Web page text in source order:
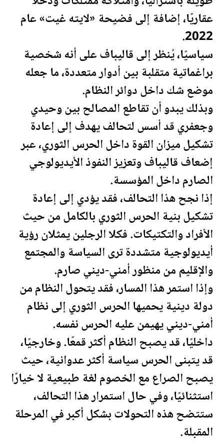
عقاريًا، إضافة إلى فضيحة «لايته غيت» عام
2022.
سياسيًا، يُنظر إلى قاليباف على أنه شخصية
براغماتية متقلبة بين أدوار متعددة، ما جعله
موضع شك داخل دوائر النظام.
وبذلك يبدو أن تقاطع المصالح بين وحيدي
وجعفري قد أسس لتحالف يهدف إلى إعادة
تشكيل ميزان القوة داخل الحرس الثوري، عبر
إضعاف قاليباف وتعزيز النفوذ الأيديولوجي
الصارم داخل المؤسسة.
إذا نجح هذا التحالف، فقد يؤدي إلى إعادة
تشكيل بنية الحرس الثوري بالكامل من حيث
الأفراد والتكتيكات. فكلا الرجلين يمثلان رؤية
أيديولوجية متشددة ترى السياسة والمجتمع
والإقليم من منظور أمني-ديني صارم.
وإذا استمر هذا المسار، فقد يتحول النظام من
دولة دينية يحميها الحرس الثوري إلى نظام
أمني-ديني يهيمن عليه الحرس نفسه.
داخليًا، قد يصبح النظام أكثر قمعًا. وخارجيًا،
قد يتبنى الحرس سياسة أكثر عدوانية، حيث
يصبح الصراع مع الخصوم لغة طبيعية لا خيارًا
استثنائيًا، وفي حال استمرار هذا التحالف،
ستتضح هذه التحولات بشكل أكبر في المرحلة
المقبلة.